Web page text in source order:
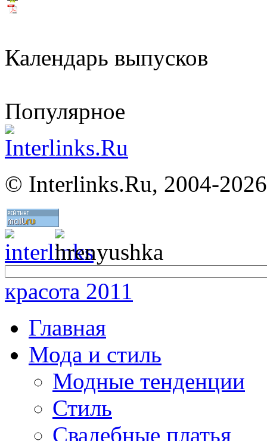
Календарь выпусков
Популярное
© Interlinks.Ru, 2004-2026
красота 2011
Главная
Мода и стиль
Модные тенденции
Стиль
Свадебные платья